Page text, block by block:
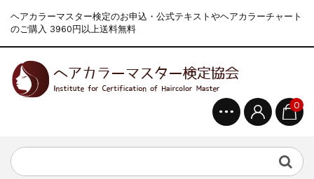
ヘアカラーマスター検定のお申込・公式テキストやヘアカラーチャート
のご購入 3960円以上送料無料
0
在庫処分セールのお知らせ【なくなり次第終...
新着情報